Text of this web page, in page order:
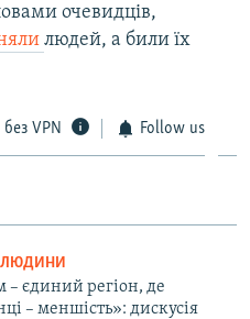
очевидців,
людей, а били їх
VPN Follow us
ЛЮДИНИ
– єдиний регіон, де
– меншість»: дискусія